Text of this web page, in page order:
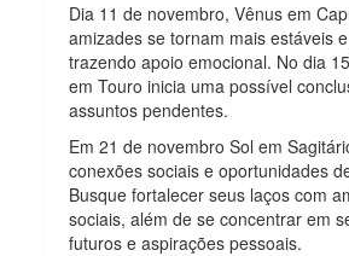
Dia 11 de novembro, Vênus em
amizades se tornam mais estáveis
trazendo apoio emocional. No dia
em Touro inicia uma possível
assuntos pendentes.
Em 21 de novembro Sol em
conexões sociais e oportunidades
Busque fortalecer seus laços com
sociais, além de se concentrar em
futuros e aspirações pessoais.